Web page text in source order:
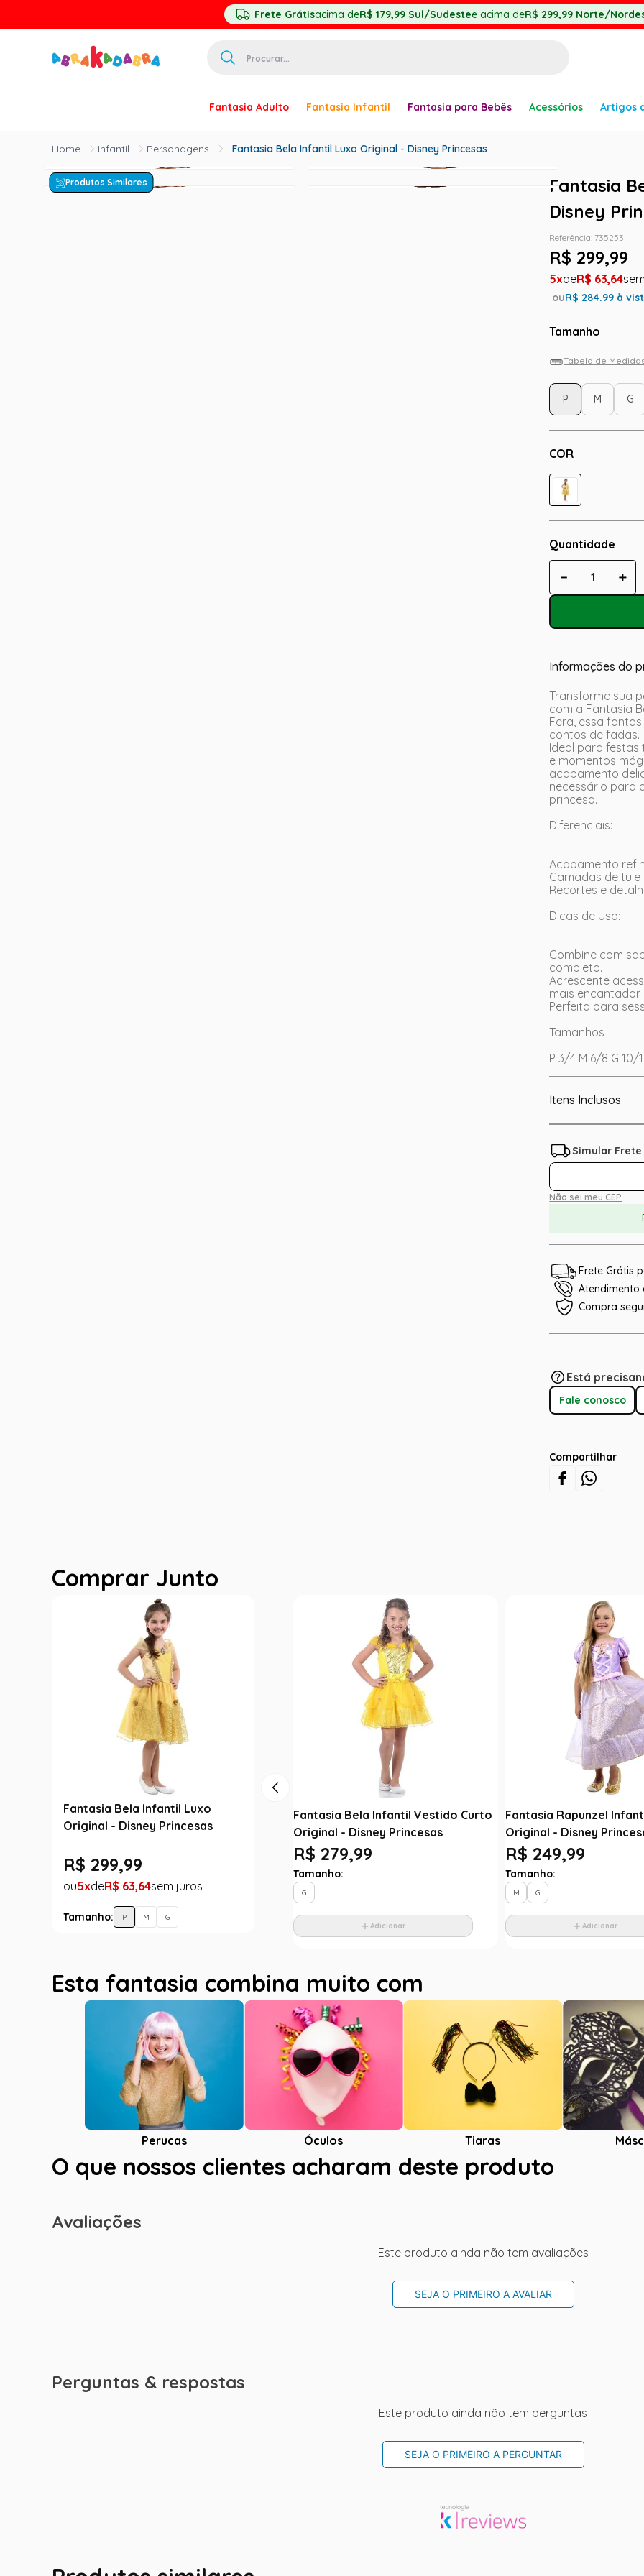
Frete Grátisacima deR$ 179,99 Sul/Sudestee acima deR$ 299,99 Norte/
Fantasia Adulto Fantasia Infantil Fantasia para Bebês Acessórios Artigos
Infantil Personagens Fantasia Bela Infantil Luxo Original - Disney Princesas
Produtos Similares
Fantasia
Disney
Referência: 735253
R$ 299,99
5 R$ 63,64
ouR$ 284.99 à
Tamanho
Tabela de
COR
P M G
Quantidade
＋
－
Informações do
Transforme sua
com a Fantasia
Fera, essa
contos de fadas.
Ideal para festas
e momentos
acabamento
necessário para
princesa.
Diferenciais:
Acabamento
Camadas de
Recortes e
Dicas de Uso:
Combine com
completo.
Acrescente
mais encantador.
Perfeita para
Tamanhos
P 3/4 M 6/8 G 10/
Itens Inclusos
Não sei meu CEP
Frete Grátis
Atendimento
Compra
Está
Fale conosco
Compartilhar
Comprar Junto
Fantasia Bela Infantil Luxo
Original - Disney Princesas
R$ 299,99
5 R$ 63,64
Tamanho: P M G
Fantasia Bela Infantil Vestido Curto
Original - Disney Princesas
R$ 279,99
Tamanho:
G
Adicionar
Fantasia Rapunzel
Original - Disney
R$ 249,99
Tamanho:
M G
Adicionar
Esta fantasia combina muito com
Perucas Óculos Tiaras
O que nossos clientes acharam deste produto
Avaliações
Este produto ainda não tem avaliações
SEJA O PRIMEIRO A AVALIAR
Perguntas & respostas
Este produto ainda não tem perguntas
SEJA O PRIMEIRO A PERGUNTAR
princesa